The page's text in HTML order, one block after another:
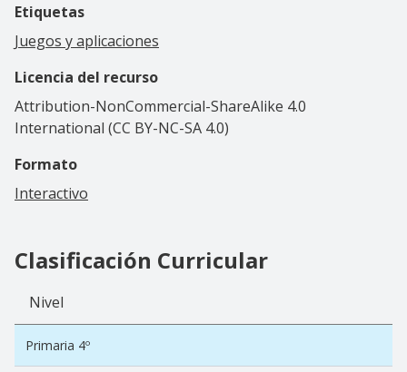
Etiquetas
Juegos y aplicaciones
Licencia del recurso
Attribution-NonCommercial-ShareAlike 4.0
International (CC BY-NC-SA 4.0)
Formato
Interactivo
Clasificación Curricular
Nivel
Primaria 4º